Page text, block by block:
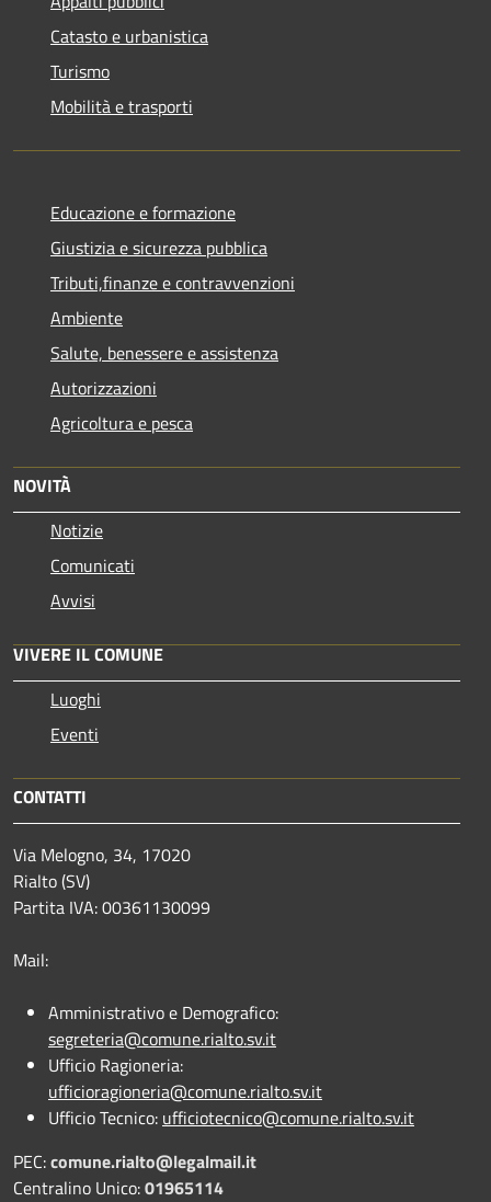
Catasto e urbanistica
Turismo
Mobilità e trasporti
Educazione e formazione
Giustizia e sicurezza pubblica
Tributi,finanze e contravvenzioni
Ambiente
Salute, benessere e assistenza
Autorizzazioni
Agricoltura e pesca
NOVITÀ
Notizie
Comunicati
Avvisi
VIVERE IL COMUNE
Luoghi
Eventi
CONTATTI
Via Melogno, 34, 17020
Rialto (SV)
Partita IVA: 00361130099
Mail:
Amministrativo e Demografico:
segreteria@comune.rialto.sv.it
Ufficio Ragioneria:
ufficioragioneria@comune.rialto.sv.it
Ufficio Tecnico: ufficiotecnico@comune.rialto.sv.it
PEC:comune.rialto@legalmail.it
Centralino Unico:01965114